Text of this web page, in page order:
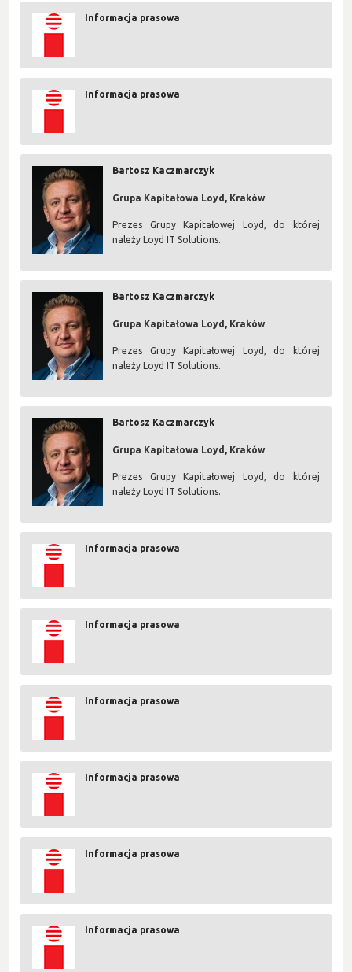
Informacja prasowa
Informacja prasowa
Bartosz Kaczmarczyk
Grupa Kapitałowa Loyd, Kraków
Prezes Grupy Kapitałowej Loyd, do której
należy Loyd IT Solutions.
Bartosz Kaczmarczyk
Grupa Kapitałowa Loyd, Kraków
Prezes Grupy Kapitałowej Loyd, do której
należy Loyd IT Solutions.
Bartosz Kaczmarczyk
Grupa Kapitałowa Loyd, Kraków
Prezes Grupy Kapitałowej Loyd, do której
należy Loyd IT Solutions.
Informacja prasowa
Informacja prasowa
Informacja prasowa
Informacja prasowa
Informacja prasowa
Informacja prasowa